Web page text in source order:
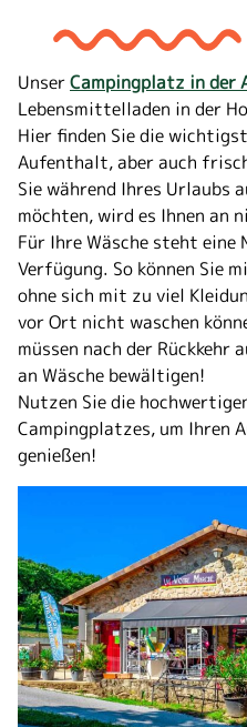
UnserCampingplatz in der
Lebensmittelladen in der
Hier finden Sie die
Aufenthalt,aber auch
Sie während Ihres Urlaubs
möchten, wird es Ihnen an
Für Ihre Wäsche steht eine
Verfügung. So können Sie
ohne sich mit zu viel
vor Ort nicht waschen
müssen nach der Rückkehr
an Wäsche bewältigen!
Nutzen Sie die
Campingplatzes, um Ihren
genießen!